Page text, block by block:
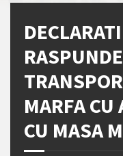
MARFA CU
CU MASA